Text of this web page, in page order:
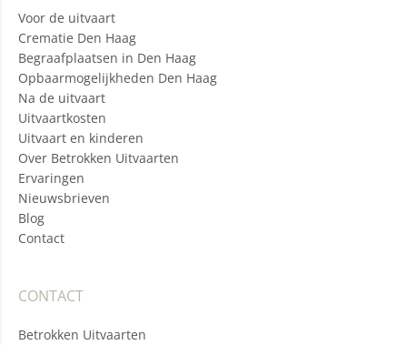
Voor de uitvaart
Crematie Den Haag
Begraafplaatsen in Den Haag
Opbaarmogelijkheden Den Haag
Na de uitvaart
Uitvaartkosten
Uitvaart en kinderen
Over Betrokken Uitvaarten
Ervaringen
Nieuwsbrieven
Blog
Contact
CONTACT
Betrokken Uitvaarten